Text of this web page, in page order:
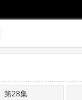
第28集